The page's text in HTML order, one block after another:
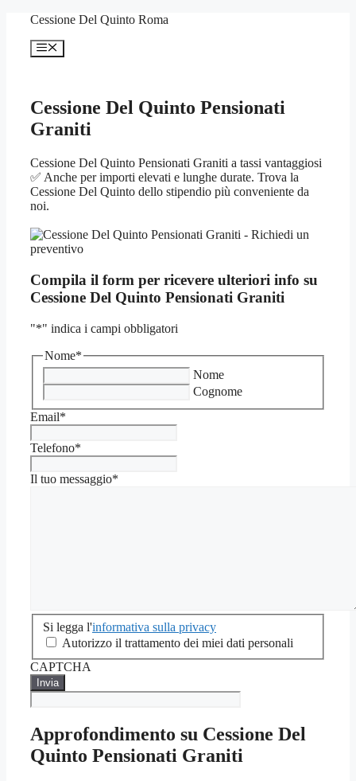
contenuto
Cessione Del Quinto Roma
Menu
Cessione Del Quinto Pensionati
Graniti
Cessione Del Quinto Pensionati Graniti a tassi vantaggiosi
✅ Anche per importi elevati e lunghe durate. Trova la
Cessione Del Quinto dello stipendio più conveniente da
noi.
Compila il form per ricevere ulteriori info su
Cessione Del Quinto Pensionati Graniti
"*" indica i campi obbligatori
Nome*
Nome
Cognome
Email*
Telefono*
Il tuo messaggio*
Si
legga
sulla
privacy
Si legga l'informativa sulla privacy
Autorizzo il trattamento dei miei dati personali
CAPTCHA
Approfondimento su Cessione Del
Quinto Pensionati Graniti